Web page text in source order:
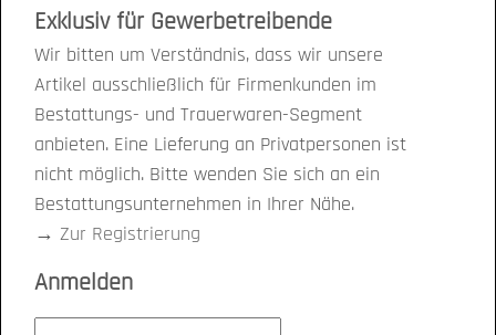
Exklusiv für Gewerbetreibende
Wir bitten um Verständnis, dass wir unsere
Artikel ausschließlich für Firmenkunden im
Bestattungs- und Trauerwaren-Segment
anbieten. Eine Lieferung an Privatpersonen ist
nicht möglich. Bitte wenden Sie sich an ein
Bestattungsunternehmen in Ihrer Nähe.
→ Zur Registrierung
Anmelden